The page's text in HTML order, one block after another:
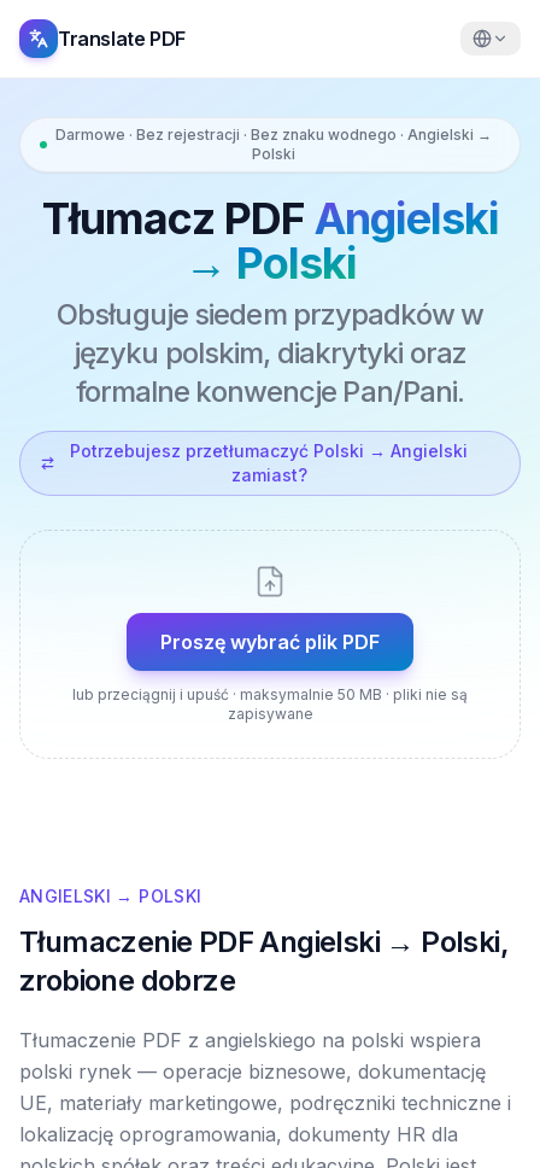
Translate PDF
Darmowe · Bez rejestracji · Bez znaku wodnego · Angielski →
Polski
Tłumacz PDF Angielski
→ Polski
Obsługuje siedem przypadków w
języku polskim, diakrytyki oraz
formalne konwencje Pan/Pani.
Potrzebujesz przetłumaczyć Polski → Angielski
zamiast?
Proszę wybrać plik PDF
lub przeciągnij i upuść · maksymalnie 50 MB · pliki nie są
zapisywane
ANGIELSKI → POLSKI
Tłumaczenie PDF Angielski → Polski,
zrobione dobrze
Tłumaczenie PDF z angielskiego na polski wspiera
polski rynek — operacje biznesowe, dokumentację
UE, materiały marketingowe, podręczniki techniczne i
lokalizację oprogramowania, dokumenty HR dla